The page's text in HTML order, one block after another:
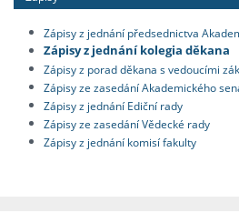
Zápisy z jednání předsednictva
Zápisy z jednání kolegia děkana
Zápisy z porad děkana s vedoucími
Zápisy ze zasedání Akademického
Zápisy z jednání Ediční rady
Zápisy ze zasedání Vědecké rady
Zápisy z jednání komisí fakulty